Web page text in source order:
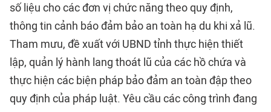
số liệu cho các đơn vị chức năng theo quy định,
thông tin cảnh báo đảm bảo an toàn hạ du khi xả lũ.
Tham mưu, đề xuất với UBND tỉnh thực hiện thiết
lập, quản lý hành lang thoát lũ của các hồ chứa và
thực hiện các biện pháp bảo đảm an toàn đập theo
quy định của pháp luật. Yêu cầu các công trình đang